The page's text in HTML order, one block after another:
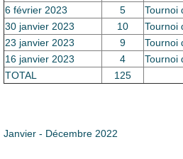
6 février 2023
5
Tournoi
30 janvier 2023
10
Tournoi
23 janvier 2023
9
Tournoi
16 janvier 2023
4
Tournoi
TOTAL
125
Janvier - Décembre 2022